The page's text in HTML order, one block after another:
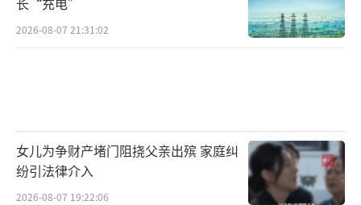
2026-08-07 21:31:02
女儿为争财产堵门阻挠父亲出殡 家庭纠
纷引法律介入
2026-08-07 19:22:06